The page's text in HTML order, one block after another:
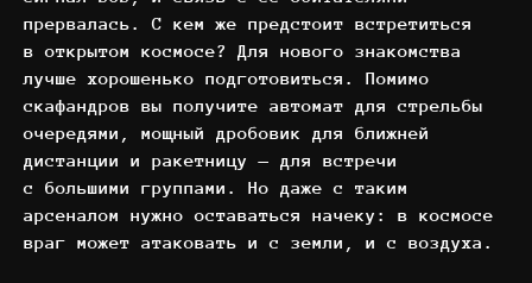
прервалась. С кем же предстоит встретиться
в открытом космосе? Для нового знакомства
лучше хорошенько подготовиться. Помимо
скафандров вы получите автомат для стрельбы
очередями, мощный дробовик для ближней
дистанции и ракетницу — для встречи
с большими группами. Но даже с таким
арсеналом нужно оставаться начеку: в космосе
враг может атаковать и с земли, и с воздуха.